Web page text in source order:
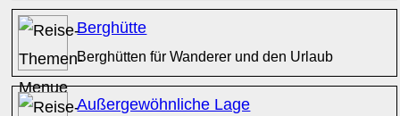
Berghütte
Berghütten für Wanderer und den Urlaub
Außergewöhnliche Lage